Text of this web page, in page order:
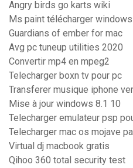
Angry birds go karts wiki
Ms paint télécharger
Guardians of ember for mac
Avg pc tuneup utilities 2020
Convertir mp4 en mpeg2
Telecharger boxn tv pour pc
Transferer musique iphone
Mise à jour windows 8.1 10
Telecharger emulateur psp
Telecharger mac os mojave
Virtual dj macbook gratis
Qihoo 360 total security test